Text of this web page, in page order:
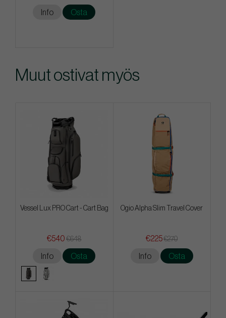
Info Osta
Muut ostivat myös
Vessel Lux PRO Cart - Cart Bag
€540 €648
Info Osta
Ogio Alpha Slim Travel Cover
€225€270
Info Osta